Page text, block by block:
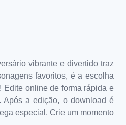
vibrante e divertido traz
favoritos, é a escolha
Edite online de forma rápida e
Após a edição, o download é
especial. Crie um momento